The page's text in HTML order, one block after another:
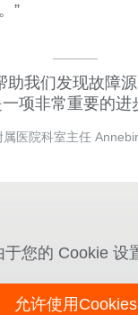
”
我们发现故障
项非常重要的进
属医院科室主任
您的 Cookie 设
允许使用Cookies